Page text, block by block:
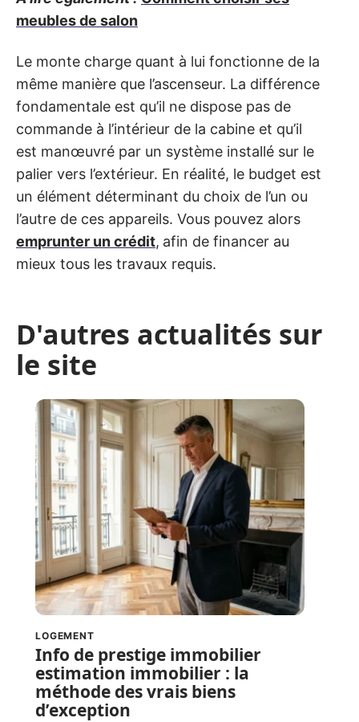
meubles de salon
Le monte charge quant à lui fonctionne de la
même manière que l’ascenseur. La différence
fondamentale est qu’il ne dispose pas de
commande à l’intérieur de la cabine et qu’il
est manœuvré par un système installé sur le
palier vers l’extérieur. En réalité, le budget est
un élément déterminant du choix de l’un ou
l’autre de ces appareils. Vous pouvez alors
emprunter un crédit, afin de financer au
mieux tous les travaux requis.
D'autres actualités sur
le site
LOGEMENT
Info de prestige immobilier
estimation immobilier : la
méthode des vrais biens
d’exception